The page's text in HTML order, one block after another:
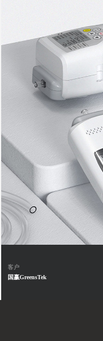
客户
国赢GreensTek